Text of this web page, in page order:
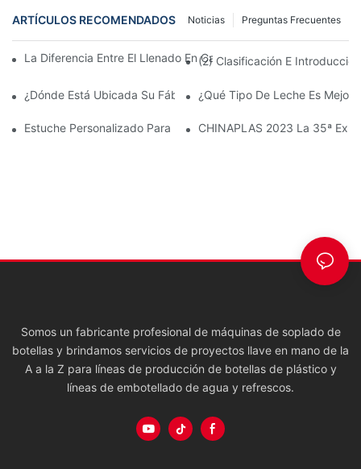
ARTÍCULOS RECOMENDADOS Preguntas Frecuentes
Noticias
La Diferencia Entre El Llenado En Caliente Y El Llenado En Frío
(2) Clasificación E
¿Dónde Está Ubicada Su Fábrica?¿Qué Tipo De Leche Es Mejor
Estuche Personalizado Para Máquina De Moldeo Por Soplado
CHINAPLAS 2023 La 35ª
Somos un fabricante profesional de máquinas de soplado de
botellas y brindamos servicios de proyectos llave en mano de la
A a la Z para líneas de producción de botellas de plástico y
líneas de embotellado de agua y refrescos.